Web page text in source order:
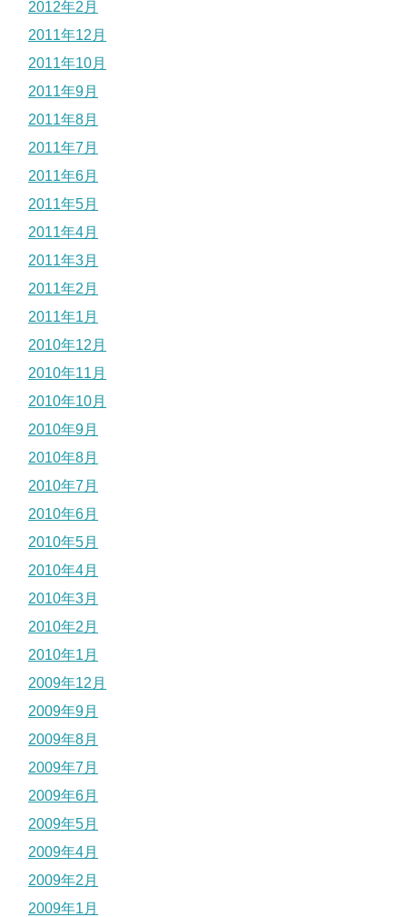
2012年2月
2011年12月
2011年10月
2011年9月
2011年8月
2011年7月
2011年6月
2011年5月
2011年4月
2011年3月
2011年2月
2011年1月
2010年12月
2010年11月
2010年10月
2010年9月
2010年8月
2010年7月
2010年6月
2010年5月
2010年4月
2010年3月
2010年2月
2010年1月
2009年12月
2009年9月
2009年8月
2009年7月
2009年6月
2009年5月
2009年4月
2009年2月
2009年1月